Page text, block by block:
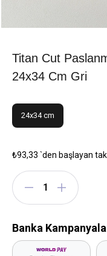
Titan Cut
24x34 Cm Gri
24x34 cm
₺93,33 `den başlayan
Banka